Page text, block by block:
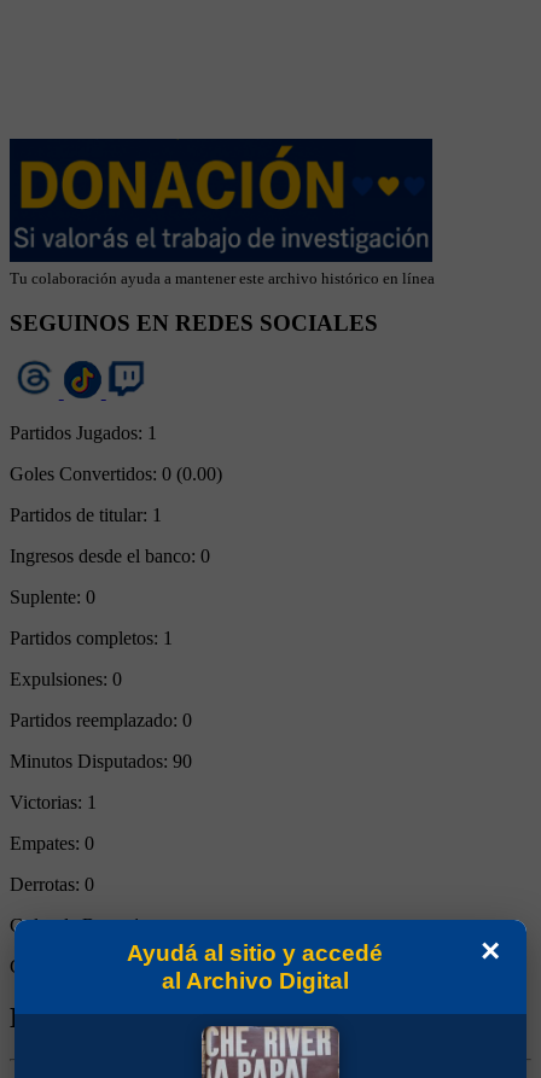
Tu colaboración ayuda a mantener este archivo histórico en línea
SEGUINOS EN REDES SOCIALES
Partidos Jugados: 1
Goles Convertidos: 0 (0.00)
Partidos de titular: 1
Ingresos desde el banco: 0
Suplente: 0
Partidos completos: 1
Expulsiones: 0
Partidos reemplazado: 0
Minutos Disputados: 90
Victorias: 1
Empates: 0
Derrotas: 0
Goles de Boca:1
Goles rivales:
0
Biografía de Oscar Rubén Peracca
×
Ayudá al sitio y accedé
al Archivo Digital